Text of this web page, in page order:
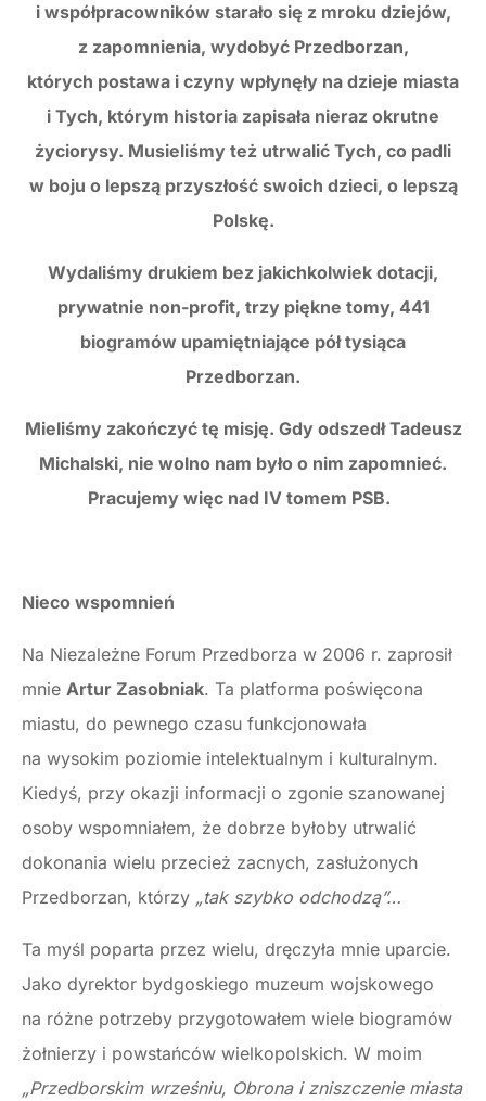
i współpracowników starało się z mroku dziejów,
z zapomnienia, wydobyć Przedborzan,
których postawa i czyny wpłynęły na dzieje miasta
i Tych, którym historia zapisała nieraz okrutne
życiorysy. Musieliśmy też utrwalić Tych, co padli
w boju o lepszą przyszłość swoich dzieci, o lepszą
Polskę.
Wydaliśmy drukiem bez jakichkolwiek dotacji,
prywatnie non-profit, trzy piękne tomy, 441
biogramów upamiętniające pół tysiąca
Przedborzan.
Mieliśmy zakończyć tę misję. Gdy odszedł Tadeusz
Michalski, nie wolno nam było o nim zapomnieć.
Pracujemy więc nad IV tomem PSB.
Nieco wspomnień
Na Niezależne Forum Przedborza w 2006 r. zaprosił
mnie Artur Zasobniak. Ta platforma poświęcona
miastu, do pewnego czasu funkcjonowała
na wysokim poziomie intelektualnym i kulturalnym.
Kiedyś, przy okazji informacji o zgonie szanowanej
osoby wspomniałem, że dobrze byłoby utrwalić
dokonania wielu przecież zacnych, zasłużonych
Przedborzan, którzy „tak szybko odchodzą”…
Ta myśl poparta przez wielu, dręczyła mnie uparcie.
Jako dyrektor bydgoskiego muzeum wojskowego
na różne potrzeby przygotowałem wiele biogramów
żołnierzy i powstańców wielkopolskich. W moim
„Przedborskim wrześniu, Obrona i zniszczenie miasta